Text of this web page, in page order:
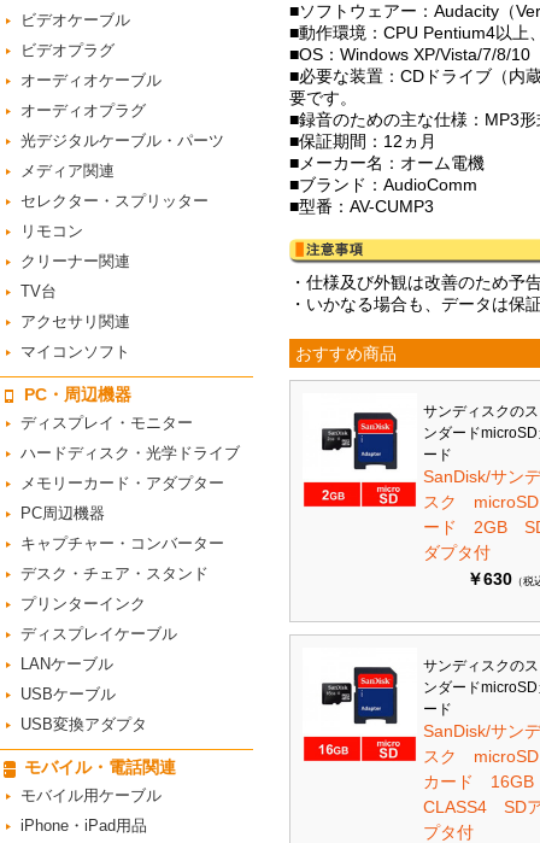
ビデオケーブル
ビデオプラグ
オーディオケーブル
オーディオプラグ
光デジタルケーブル・パーツ
メディア関連
セレクター・スプリッター
リモコン
クリーナー関連
TV台
アクセサリ関連
マイコンソフト
PC・周辺機器
ディスプレイ・モニター
ハードディスク・光学ドライブ
メモリーカード・アダプター
PC周辺機器
キャプチャー・コンバーター
デスク・チェア・スタンド
プリンターインク
ディスプレイケーブル
LANケーブル
USBケーブル
USB変換アダプタ
モバイル・電話関連
モバイル用ケーブル
iPhone・iPad用品
■ソフトウェアー：Audacity（
■動作環境：CPU Pentium4以上
■OS：Windows XP/Vista/7/8/10
■必要な装置：CDドライブ（内
要です。
■録音のための主な仕様：MP3
■保証期間：12ヵ月
■メーカー名：オーム電機
■ブランド：AudioComm
■型番：AV-CUMP3
・仕様及び外観は改善のため予
・いかなる場合も、データは保
おすすめ商品
サンディスクの
ンダード
ード
SanDisk/サン
スク
ード 2GB
ダプタ付
￥630 （税
サンディスクの
ンダード
ード
SanDisk/サン
スク
カード
CLASS4 SD
プタ付